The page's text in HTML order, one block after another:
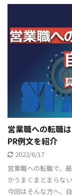
営業職への転職
PR例文を紹介
2022/6/17
営業職への転職で、
かうまくまとまらな
今回はそんな方へ、